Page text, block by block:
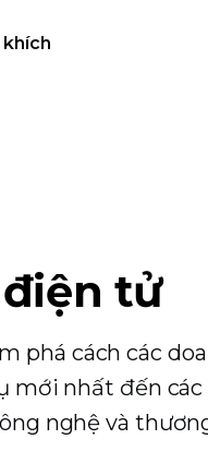
khích
tử
phá cách các
mới nhất đến
nghệ và